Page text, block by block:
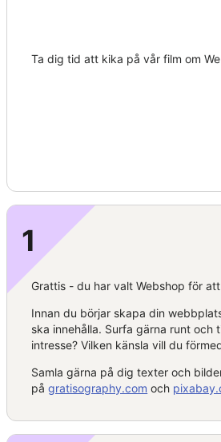
Ta dig tid att kika på vår film om
1
Grattis - du har valtWebshop för
Innan du börjar skapa din
ska innehålla. Surfa gärna runt
intresse? Vilken känsla vill du
Samla gärna på dig texter och
pågratisography.com och